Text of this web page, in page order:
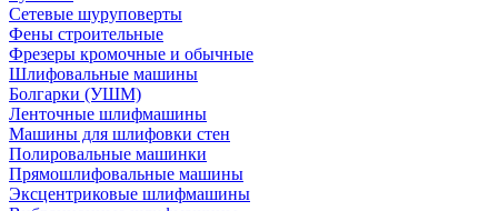
Сетевые шуруповерты
Фены строительные
Фрезеры кромочные и обычные
Шлифовальные машины
Болгарки (УШМ)
Ленточные шлифмашины
Машины для шлифовки стен
Полировальные машинки
Прямошлифовальные машины
Эксцентриковые шлифмашины